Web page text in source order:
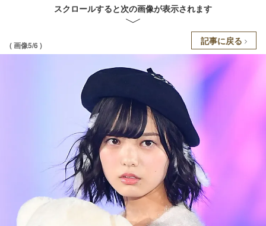
スクロールすると次の画像が表示されます
( 画像5/6 ) 記事に戻る